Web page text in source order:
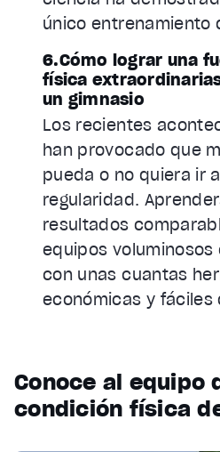
único entrenamiento
6.Cómo lograr una
física
un gimnasio
Los recientes
han provocado que
pueda o no quiera ir
regularidad.
resultados
equipos voluminosos
con unas cuantas
económicas y fáciles
Conoce al equipo
condición física